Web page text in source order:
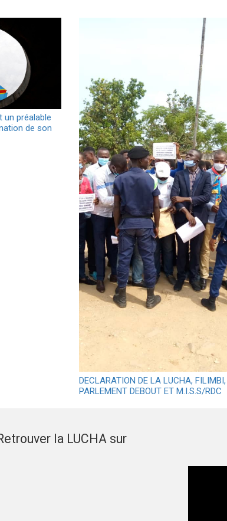
un préalable
de son
DECLARATION DE LA LUCHA, FILIMBI,
PARLEMENT DEBOUT ET M.I.S.S/RDC
la LUCHA sur